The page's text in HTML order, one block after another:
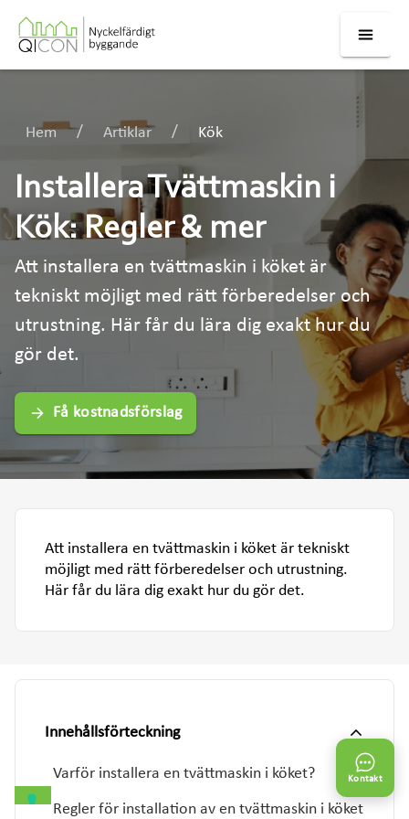
Hem Artiklar Kök
Installera Tvättmaskin i
Kök: Regler & mer
Att installera en tvättmaskin i köket är
tekniskt möjligt med rätt förberedelser och
utrustning. Här får du lära dig exakt hur du
gör det.
Få kostnadsförslag
Att installera en tvättmaskin i köket är tekniskt
möjligt med rätt förberedelser och utrustning.
Här får du lära dig exakt hur du gör det.
Innehållsförteckning
Varför installera en tvättmaskin i köket?
Regler för installation av en tvättmaskin i köket
Kontakt